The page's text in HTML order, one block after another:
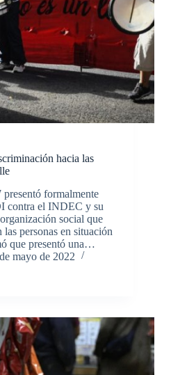
hacia las
formalmente
contra el INDEC y su
social que
las personas en situación
que presentó una…
mayo de 2022